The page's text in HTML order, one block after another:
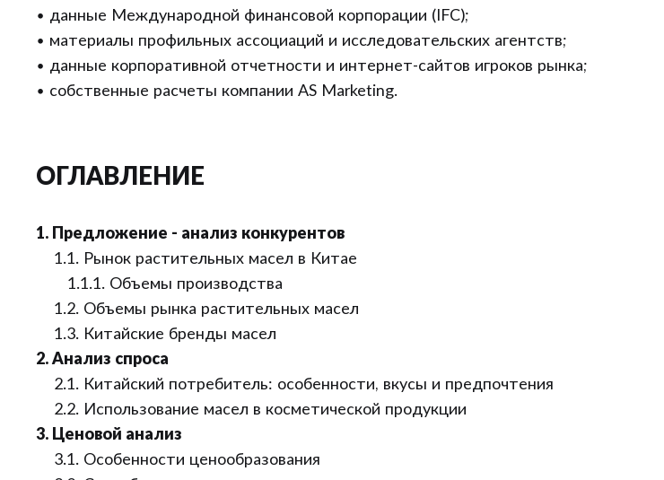
• данные Международной финансовой корпорации (IFC);
• материалы профильных ассоциаций и исследовательских агентств;
• данные корпоративной отчетности и интернет-сайтов игроков рынка;
• собственные расчеты компании AS Marketing.
ОГЛАВЛЕНИЕ
1. Предложение - анализ конкурентов
1.1. Рынок растительных масел в Китае
1.1.1. Объемы производства
1.2. Объемы рынка растительных масел
1.3. Китайские бренды масел
2. Анализ спроса
2.1. Китайский потребитель: особенности, вкусы и предпочтения
2.2. Использование масел в косметической продукции
3. Ценовой анализ
3.1. Особенности ценообразования